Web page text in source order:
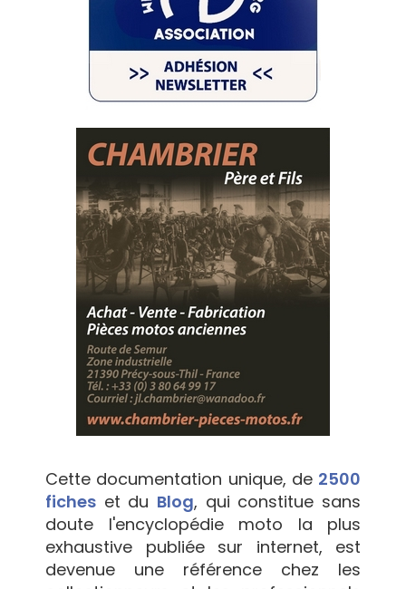
Cette documentation unique, de 2500
fiches et du Blog, qui constitue sans
doute l'encyclopédie moto la plus
exhaustive publiée sur internet, est
devenue une référence chez les